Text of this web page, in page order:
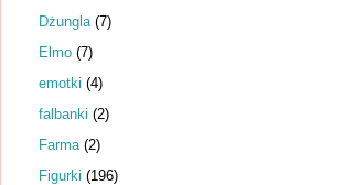
Dżungla (7)
Elmo (7)
emotki (4)
falbanki (2)
Farma (2)
Figurki (196)